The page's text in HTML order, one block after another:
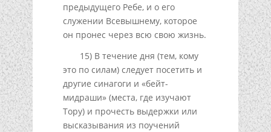
предыдущего Ребе, и о его
служении Всевышнему, которое
он пронес через всю свою жизнь.
15) В течение дня (тем, кому
это по силам) следует посетить и
другие синагоги и «бейт-
мидраши» (места, где изучают
Тору) и прочесть выдержки или
высказывания из поучений